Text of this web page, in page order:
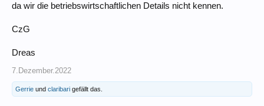
da wir die betriebswirtschaftlichen Details nicht kennen.
CzG
Dreas
7.Dezember.2022
Gerrie und claribari gefällt das.